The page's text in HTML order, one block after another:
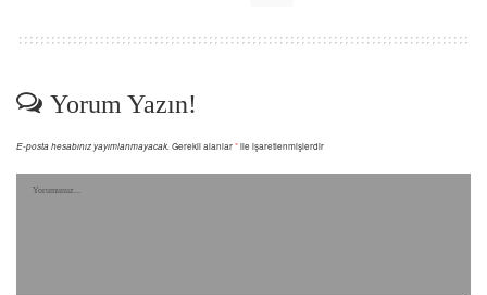
Yorum Yazın!
E-posta hesabınız yayımlanmayacak. Gerekli alanlar*ile işaretlenmişlerdir